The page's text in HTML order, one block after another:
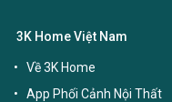
3K Home Việt Nam
Về 3K Home
App Phối Cảnh Nội Thất